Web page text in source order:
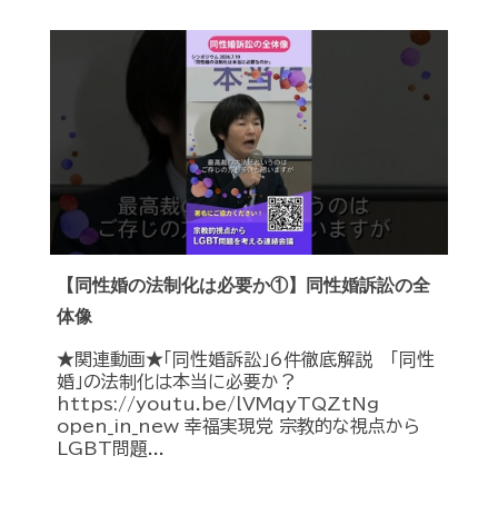
【同性婚の法制化は必要か①】同性婚訴訟の全
体像
★関連動画★「同性婚訴訟」6件徹底解説 「同性
婚」の法制化は本当に必要か？
https://youtu.be/lVMqyTQZtNg
open_in_new 幸福実現党 宗教的な視点から
LGBT問題...